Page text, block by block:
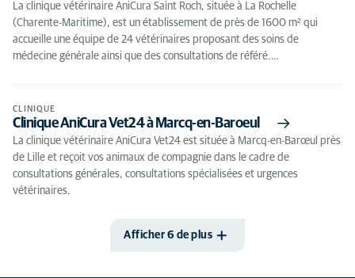
La clinique vétérinaire AniCura Saint Roch, située à La Rochelle
(Charente-Maritime), est un établissement de près de 1600 m² qui
accueille une équipe de 24 vétérinaires proposant des soins de
médecine générale ainsi que des consultations de référé.…
CLINIQUE
Clinique AniCura Vet24 à Marcq-en-Baroeul
La clinique vétérinaire AniCura Vet24 est située à Marcq-en-Barœul près
de Lille et reçoit vos animaux de compagnie dans le cadre de
consultations générales, consultations spécialisées et urgences
vétérinaires.
Afficher 6 de plus